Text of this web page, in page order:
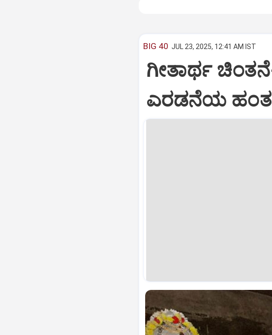
BIG 40 JUL 23, 2025, 12:41 AM IST
ಗೀತಾರ್ಥ
ಎರಡನೆಯ ಹಂತ